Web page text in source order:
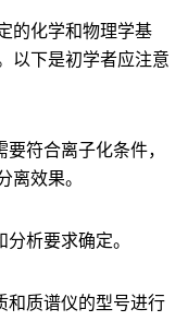
的化学和物理学基
以下是初学者应注意
符合离子化条件，
离效果。
析要求确定。
和质谱仪的型号进行